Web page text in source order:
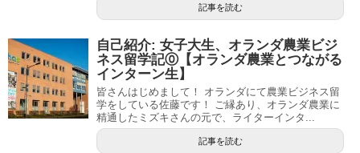
記事を読む
自己紹介: 女子大生、オランダ農業ビジ
ネス留学記⓪【オランダ農業とつながる
インターン生】
皆さんはじめまして！ オランダにて農業ビジネス留
学をしている佐藤です！ ご縁あり、オランダ農業に
精通したミズキさんの元で、ライターインタ...
記事を読む